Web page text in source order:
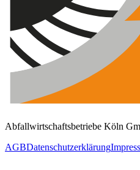
Abfallwirtschaftsbetriebe Köln
AGBDatenschutzerklärung